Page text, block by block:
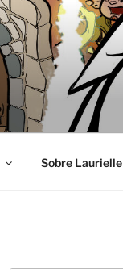
Sobre Laurielle